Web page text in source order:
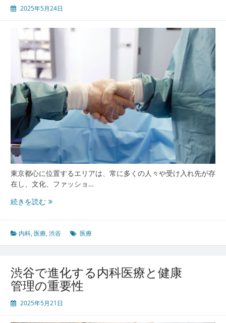
2025年5月24日
東京都心に位置するエリアは、常に多くの人々や受け入れ先が存
在し、文化、ファッショ…
続きを読む渋
内
科
が
築
健
内科,医療,渋谷 医療
渋谷で進化する内科医療と健康
管理の重要性
2025年5月21日